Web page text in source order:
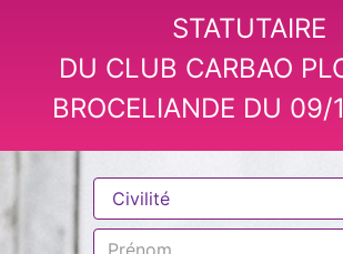
STATUTAIRE
DU CLUB CARBAO
BROCELIANDE DU